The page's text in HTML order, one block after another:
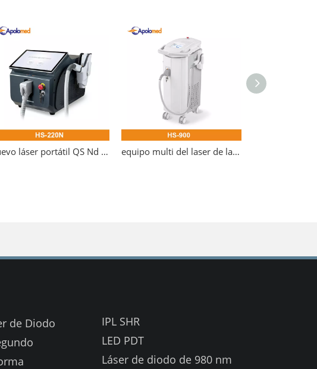
Nuevo láser portátil QS Nd Yag equipo multi del laser de la plataforma de la función del laser largo del Nd Yag del pulso de 10~40ms 1064nm
de Diodo
IPL SHR
LED PDT
Láser de diodo de 980 nm